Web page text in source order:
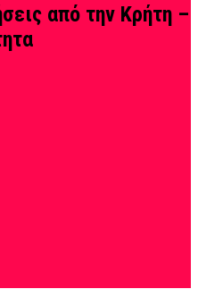
από την Κρήτη –